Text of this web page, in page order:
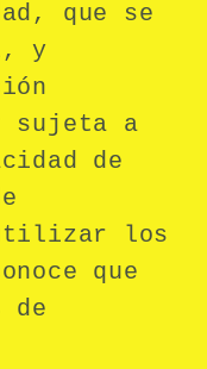
que se
y
sujeta a
de
los
que
de